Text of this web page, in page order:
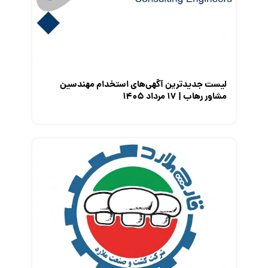
لیست جدیدترین آگهی‌های استخدام مهندسین
مشاور رهاب | ۱۷ مرداد ۱۴۰۵